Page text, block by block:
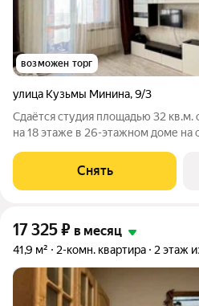
возможен торг
улица Кузьмы Минина,9/3
Сдаётся студия площадью 32
на 18 этаже в 26-этажном доме на
Холодильник Микроволновка Дом - кирпичный, окна выходят
во двор. Есть
Снять
17 325₽ в месяц
41,9 м² 2-комн. квартира 2 этаж